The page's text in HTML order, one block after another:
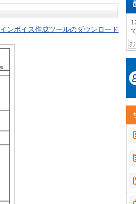
インボイス作成ツールのダウンロード